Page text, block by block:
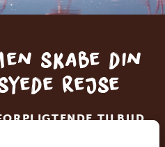
skabe din
rejse
TILBUD